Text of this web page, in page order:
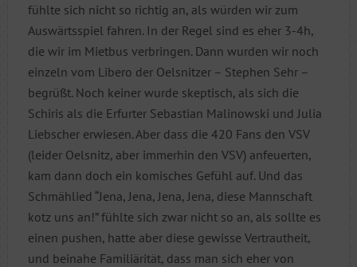
fühlte sich nicht so richtig an, als würden wir zum
Auswärtsspiel fahren. In der Regel sind es eher 3-4h,
die wir im Mietbus verbringen. Dann wurden wir noch
einzeln vom Libero der Oelsnitzer – Stephen Sehr –
begrüßt. Noch keiner wurde skeptisch, als sich die
Schiris als die Erfurter Sebastian Malinowski und Julia
Liebscher erwiesen. Aber dass die 420 Fans den VSV
(leider Oelsnitz, aber immerhin den VSV) anfeuerten,
kam dann doch ein komisches Gefühl auf. Und das
Schmählied “Jena, Jena, Jena, Jena, diese Mannschaft
kotz uns an!” fühlte sich zwar nicht so an, als sollte es
einen pushen, hatte aber diese gewisse Vertrautheit,
und beinahe Familiärität, dass man sich eher von